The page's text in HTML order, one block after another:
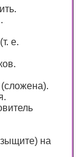
е.
(сложена).
на